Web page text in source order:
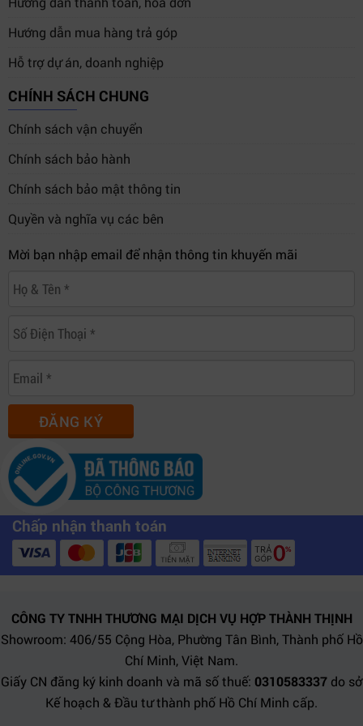
mang lại hiệu quả tối đa cho mọi công việc.
Mọi chi tiết xin vui lòng liên hệ:
CÔNG TY TNHH THƯƠNG MẠI DỊCH VỤ HỢP THÀNH
THỊNH
Website:https://htt.com.vn
Hướng dẫn mua hàng trả góp
Hỗ trợ dự án, doanh nghiệp
CHÍNH SÁCH CHUNG
Chính sách vận chuyển
Chính sách bảo hành
Chính sách bảo mật thông tin
Quyền và nghĩa vụ các bên
Mời bạn nhập email để nhận thông tin khuyến mãi
ĐĂNG KÝ
Chấp nhận thanh toán
CÔNG TY TNHH THƯƠNG MẠI DỊCH VỤ HỢP THÀNH THỊNH
Showroom: 406/55 Cộng Hòa, Phường Tân Bình, Thành phố Hồ
Chí Minh, Việt Nam.
Giấy CN đăng ký kinh doanh và mã số thuế: 0310583337 do sở
Kế hoạch & Đầu tư thành phố Hồ Chí Minh cấp.